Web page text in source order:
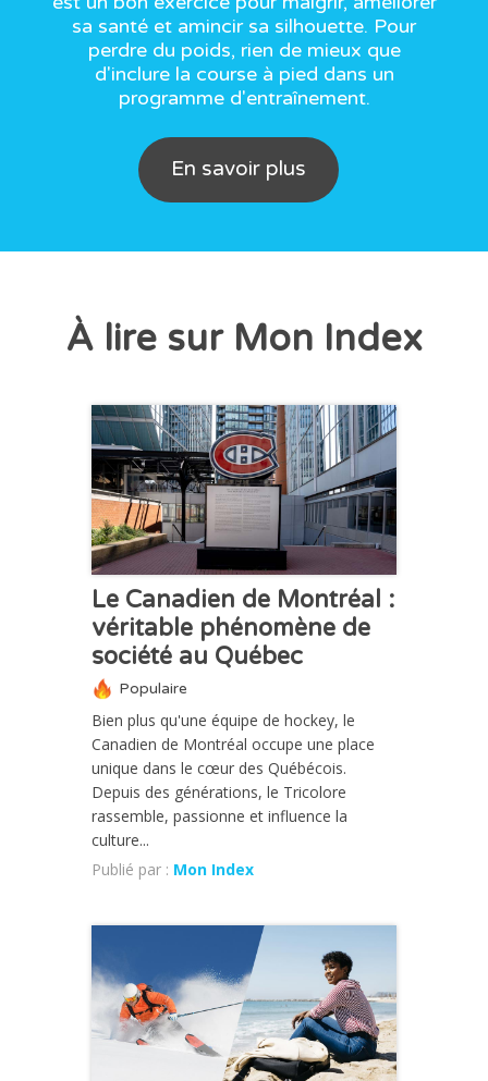
sa santé et amincir sa silhouette. Pour
perdre du poids, rien de mieux que
d'inclure la course à pied dans un
programme d'entraînement.
En savoir plus
À lire sur Mon Index
CHRONIQUE
Le Canadien de Montréal :
véritable phénomène de
société au Québec
Populaire
Bien plus qu'une équipe de hockey, le
Canadien de Montréal occupe une place
unique dans le cœur des Québécois.
Depuis des générations, le Tricolore
rassemble, passionne et influence la
culture...
Publié par : Mon Index